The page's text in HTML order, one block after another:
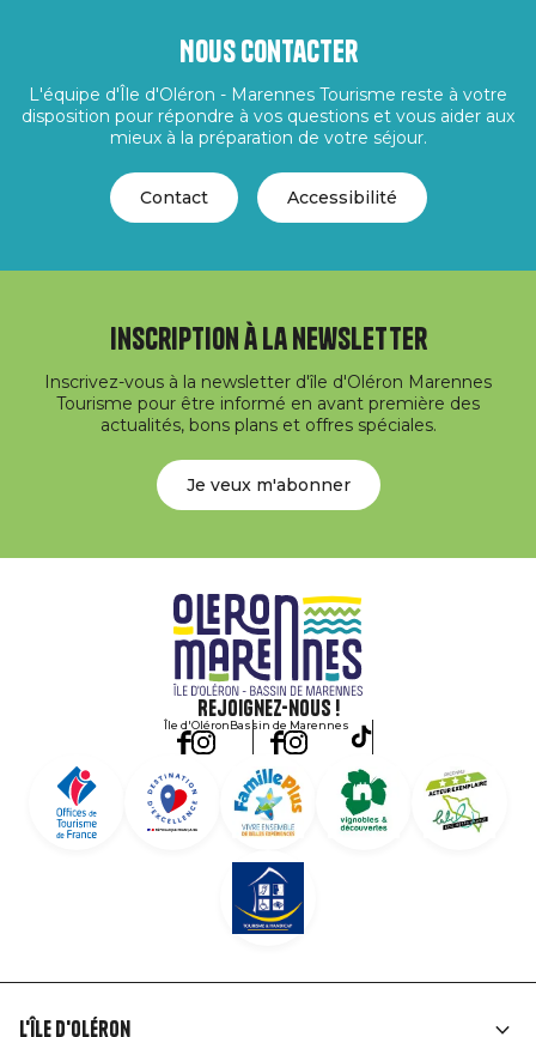
Nous contacter
L'équipe d'Île d'Oléron - Marennes Tourisme reste à votre
disposition pour répondre à vos questions et vous aider aux
mieux à la préparation de votre séjour.
Contact Accessibilité
Inscription à la newsletter
Inscrivez-vous à la newsletter d'île d'Oléron Marennes
Tourisme pour être informé en avant première des
actualités, bons plans et offres spéciales.
Je veux m'abonner
Rejoignez-nous !
Île d'OléronBassin de Marennes
L'île d'Oléron